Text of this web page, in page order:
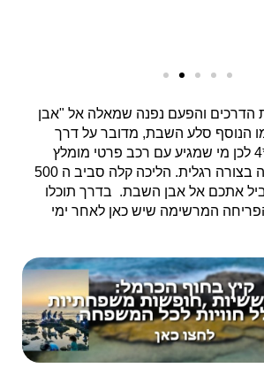
הנוסף סלע השבת, מדובר על דרך
שמתאימה לרכבי 4*4 לכן מי שמגיע עם רכב פרטי מומלץ
לעשות את הטיול הזה בצורה רגלית. הליכה קלה סביב ה 500
אתכם אל אבן השבת. בדרך תוכלו
המרשימה שיש כאן לאחר ימי